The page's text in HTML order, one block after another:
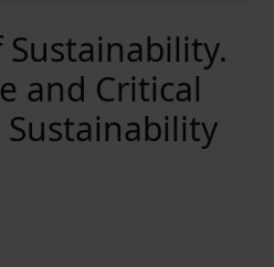
and Critical